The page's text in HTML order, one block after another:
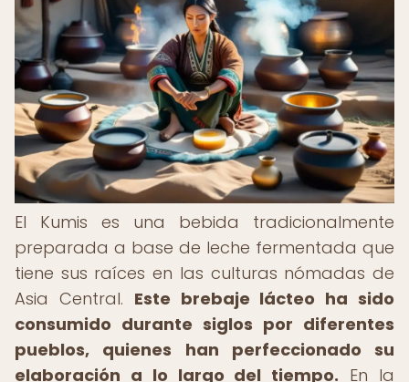
El Kumis es una bebida tradicionalmente
preparada a base de leche fermentada que
tiene sus raíces en las culturas nómadas de
Asia Central. Este brebaje lácteo ha sido
consumido durante siglos por diferentes
pueblos, quienes han perfeccionado su
elaboración a lo largo del tiempo. En la